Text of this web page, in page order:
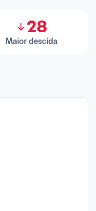
28
Maior descida